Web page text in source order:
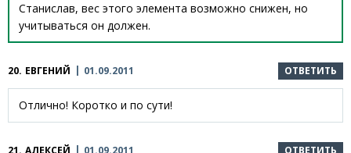
Станислав, вес этого элемента возможно снижен, но
учитываться он должен.
20. ЕВГЕНИЙ 01.09.2011 ОТВЕТИТЬ
Отлично! Коротко и по сути!
21. АЛЕКСЕЙ 01.09.2011 ОТВЕТИТЬ